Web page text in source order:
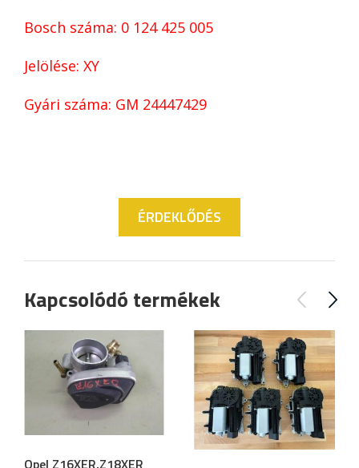
Bosch száma: 0 124 425 005
Jelölése: XY
Gyári száma: GM 24447429
ÉRDEKLŐDÉS
Kapcsolódó termékek
Opel Z16XER,Z18XER